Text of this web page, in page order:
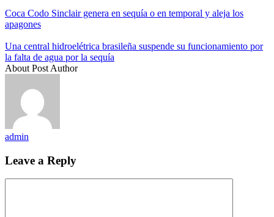
Coca Codo Sinclair genera en sequía o en temporal y aleja los
apagones
Una central hidroelétrica brasileña suspende su funcionamiento por
la falta de agua por la sequía
About Post Author
admin
Leave a Reply